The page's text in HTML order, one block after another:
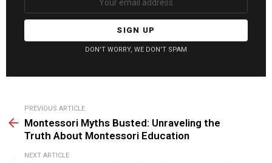
DON'T WORRY, WE DON'T SPAM
more
PREVIOUS ARTICLE
Montessori Myths Busted: Unraveling the
Truth About Montessori Education
NEXT ARTICLE